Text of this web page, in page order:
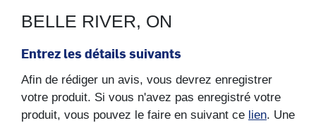
BELLE RIVER, ON
Entrez les détails suivants
Afin de rédiger un avis, vous devrez enregistrer
votre produit. Si vous n'avez pas enregistré votre
produit, vous pouvez le faire en suivant ce lien. Une